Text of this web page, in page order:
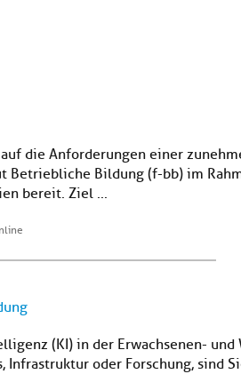
die Anforderungen einer
Betriebliche Bildung (f-bb) im
bereit. Ziel ...
(KI) in der Erwachsenen-
oder Forschung, sind